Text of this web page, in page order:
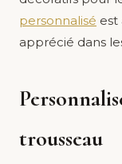
personnalisé est
apprécié dans
trousseau